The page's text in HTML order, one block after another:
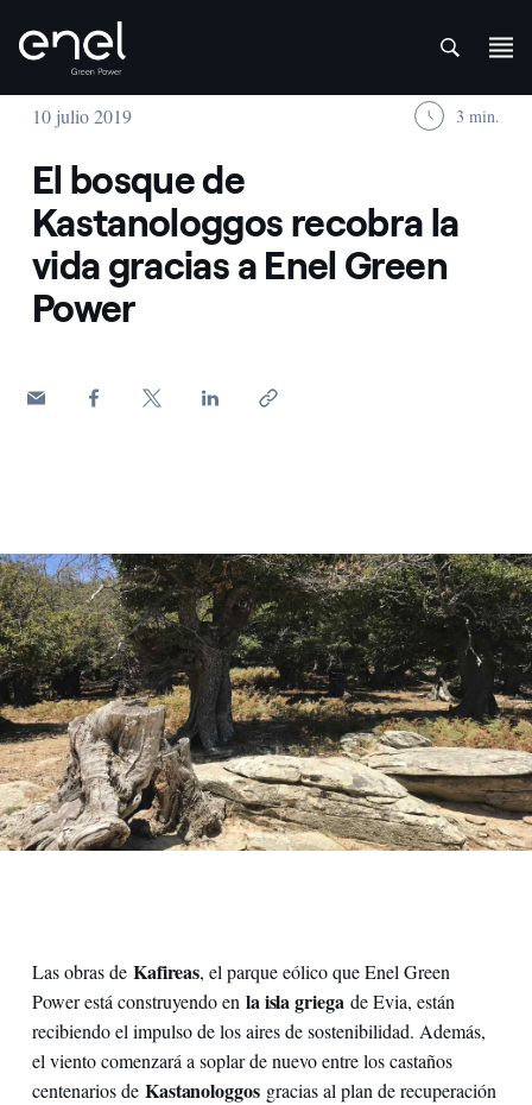
Saltar al contenido
10 julio 2019 3 min.
El bosque de
Kastanologgos recobra la
vida gracias a Enel Green
Power
La foresta di Kastanaloggos
Las obras de Kafireas, el parque eólico que Enel Green
Power está construyendo en la isla griega de Evia, están
recibiendo el impulso de los aires de sostenibilidad. Además,
el viento comenzará a soplar de nuevo entre los castaños
centenarios de Kastanologgosgracias al plan de recuperación